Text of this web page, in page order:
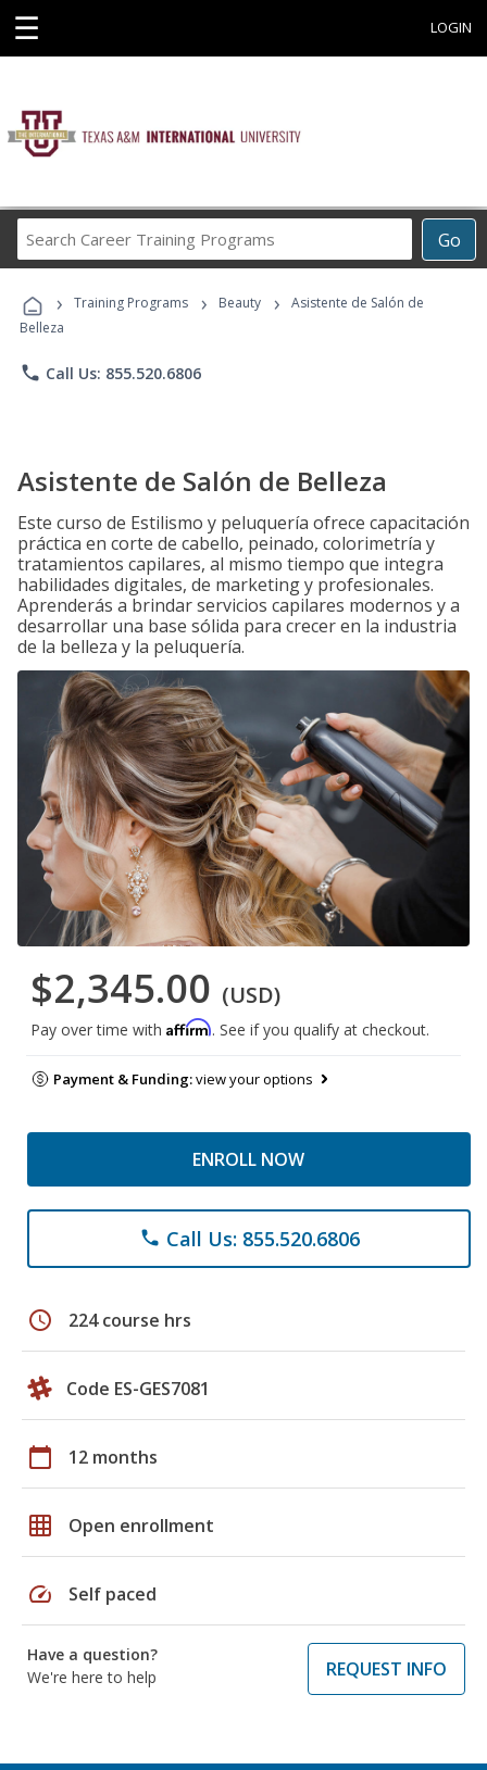
☰ LOGIN
Go
Career
Programs
› Training Programs › Beauty ›
Asistente de Salón de
Belleza
phone Call Us: 855.520.6806
Asistente de Salón de Belleza
Este curso de Estilismo y peluquería ofrece capacitación
práctica en corte de cabello, peinado, colorimetría y
tratamientos capilares, al mismo tiempo que integra
habilidades digitales, de marketing y profesionales.
Aprenderás a brindar servicios capilares modernos y a
desarrollar una base sólida para crecer en la industria
de la belleza y la peluquería.
$2,345.00 (USD)
Pay over time with Affirm. See if you qualify at checkout.
Payment & Funding:view your options
ENROLL NOW
phone Call Us: 855.520.6806
schedule 224 course hrs
Code ES-GES7081
calendar_today 12 months
grid_on Open enrollment
speed Self paced
Have a question?
We're here to help
REQUEST INFO